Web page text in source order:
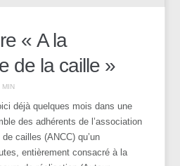
« A la
de la caille »
MIN
déjà quelques mois dans une
des adhérents de l’association
cailles (ANCC) qu’un
entièrement consacré à la